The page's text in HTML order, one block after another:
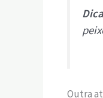
Outra